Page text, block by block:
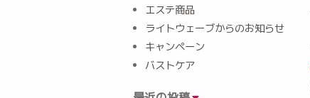
エステ商品
ライトウェーブからのお知らせ
キャンペーン
バストケア